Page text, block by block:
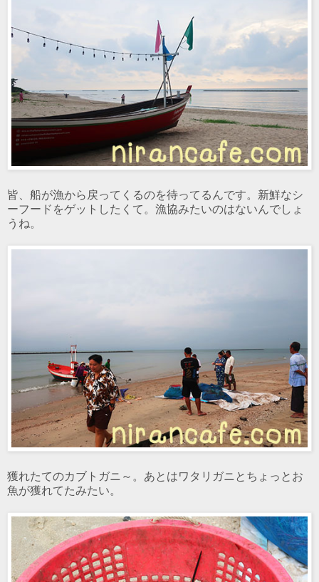
皆、船が漁から戻ってくるのを待ってるんです。新鮮なシ
ーフードをゲットしたくて。漁協みたいのはないんでしょ
うね。
獲れたてのカブトガニ～。あとはワタリガニとちょっとお
魚が獲れてたみたい。